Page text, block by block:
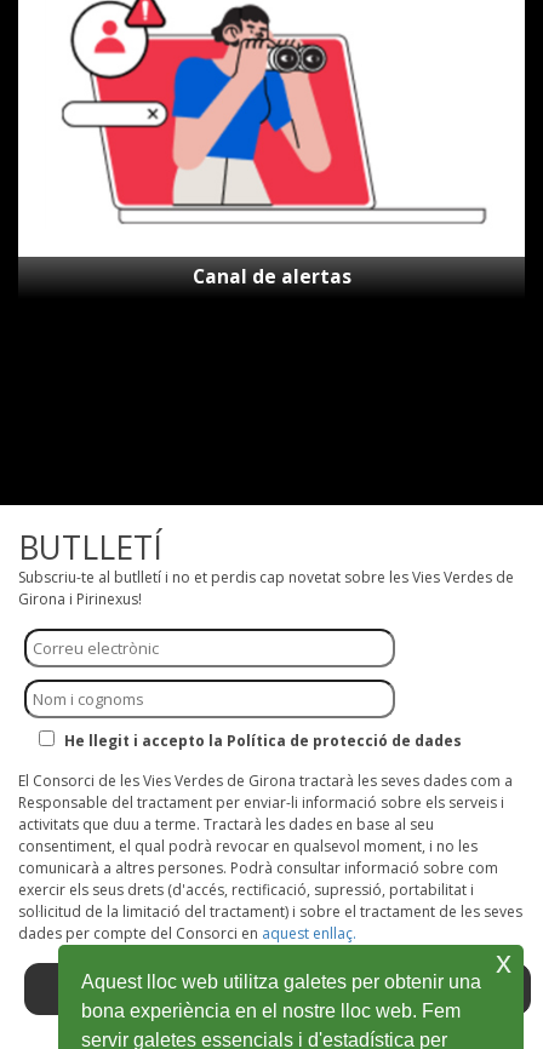
Canal de alertas
BUTLLETÍ
Subscriu-te al butlletí i no et perdis cap novetat sobre les Vies Verdes de
Girona i Pirinexus!
He llegit i accepto la Política de protecció de dades
El Consorci de les Vies Verdes de Girona tractarà les seves dades com a
Responsable del tractament per enviar-li informació sobre els serveis i
activitats que duu a terme. Tractarà les dades en base al seu
consentiment, el qual podrà revocar en qualsevol moment, i no les
comunicarà a altres persones. Podrà consultar informació sobre com
exercir els seus drets (d'accés, rectificació, supressió, portabilitat i
sol·licitud de la limitació del tractament) i sobre el tractament de les seves
dades per compte del Consorci en aquest enllaç.
Aquest lloc web utilitza galetes per obtenir una
bona experiència en el nostre lloc web. Fem
servir galetes essencials i d'estadística per
x